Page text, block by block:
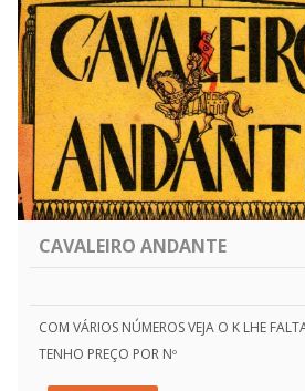
CAVALEIRO ANDANTE
COM VÁRIOS NÚMEROS VEJA O K LHE
TENHO PREÇO POR Nº